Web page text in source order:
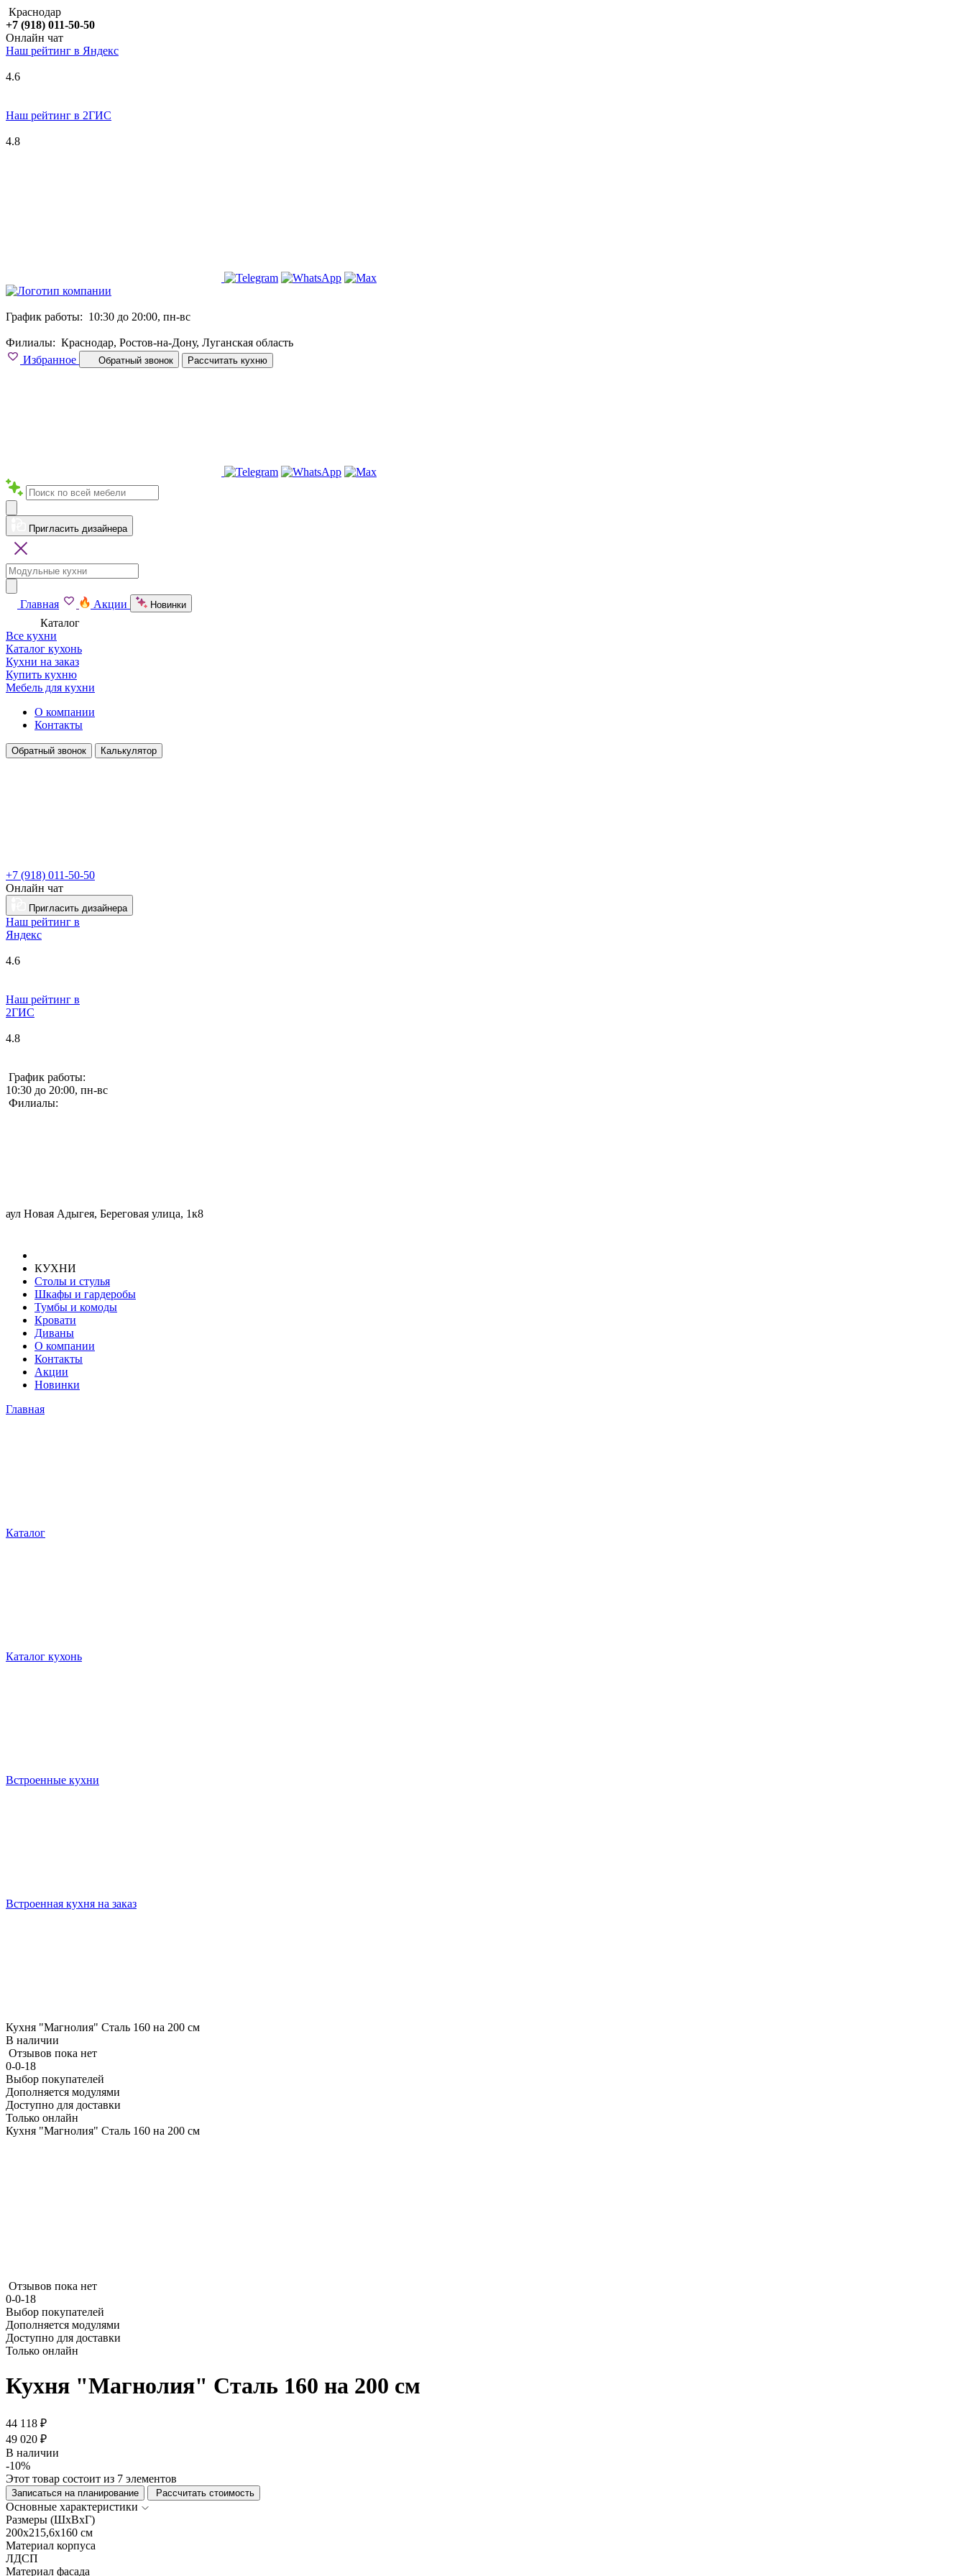
Краснодар
+7 (918) 011-50-50
Онлайн чат
Наш рейтинг в Яндекс
4.6
Наш рейтинг в 2ГИС
4.8
График работы: 10:30 до 20:00, пн-вс
Филиалы: Краснодар, Ростов-на-Дону, Луганская область
Избранное
Обратный звонок Рассчитать кухню
Пригласить дизайнера
Главная Акции Новинки
Каталог
Все кухни
Каталог кухонь
Кухни на заказ
Купить кухню
Мебель для кухни
О компании
Контакты
Обратный звонок Калькулятор
+7 (918) 011-50-50
Онлайн чат
Пригласить дизайнера
Наш рейтинг в
Яндекс
4.6
Наш рейтинг в
2ГИС
4.8
График работы:
10:30 до 20:00, пн-вс
Филиалы:
аул Новая Адыгея, Береговая улица, 1к8
КУХНИ
Столы и стулья
Шкафы и гардеробы
Тумбы и комоды
Кровати
Диваны
О компании
Контакты
Акции
Новинки
Главная
Каталог
Каталог кухонь
Встроенные кухни
Встроенная кухня на заказ
Кухня "Магнолия" Сталь 160 на 200 см
В наличии
Отзывов пока нет
0-0-18
Выбор покупателей
Дополняется модулями
Доступно для доставки
Только онлайн
Кухня "Магнолия" Сталь 160 на 200 см
Отзывов пока нет
0-0-18
Выбор покупателей
Дополняется модулями
Доступно для доставки
Только онлайн
Кухня "Магнолия" Сталь 160 на 200 см
44 118 ₽
49 020 ₽
В наличии
-10%
Этот товар состоит из 7 элементов
Записаться на планирование Рассчитать стоимость
Основные характеристики
Размеры (ШхВхГ)
200x215,6x160 см
Материал корпуса
ЛДСП
Материал фасада